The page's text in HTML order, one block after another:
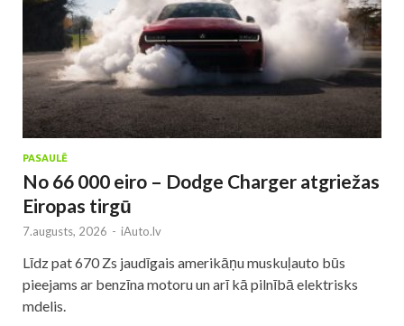
PASAULĒ
No 66 000 eiro – Dodge Charger atgriežas
Eiropas tirgū
7.augusts, 2026 - iAuto.lv
Līdz pat 670 Zs jaudīgais amerikāņu muskuļauto būs
pieejams ar benzīna motoru un arī kā pilnībā elektrisks
mdelis.